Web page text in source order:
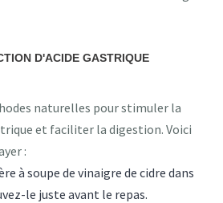
D'ACIDE GASTRIQUE
naturelles pour stimuler la
et faciliter la digestion. Voici
:
à soupe de vinaigre de cidre dans
le juste avant le repas.